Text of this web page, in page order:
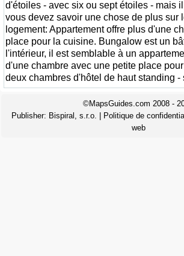
d'étoiles - avec six ou sept étoiles - mais
vous devez savoir une chose de plus sur
logement: Appartement offre plus d'une
place pour la cuisine. Bungalow est un
l'intérieur, il est semblable à un
d'une chambre avec une petite place
deux chambres d'hôtel de haut standing -
©MapsGuides.com 2008 -
Publisher: Bispiral, s.r.o.
Politique de
web